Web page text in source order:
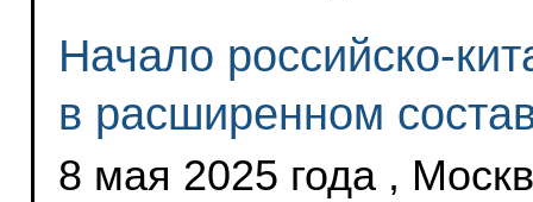
Начало российско-
в расширенном
8 мая 2025 года ,